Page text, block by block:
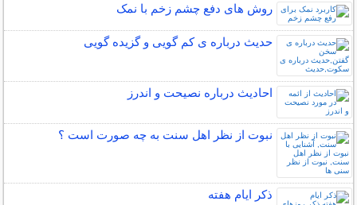
روش های دفع چشم زخم با نمک
حدیث درباره ی کم گویی و گزیده گویی
احادیث درباره نصیحت و اندرز
نبوت از نظر اهل سنت به چه صورت است ؟
ذکر ایام هفته